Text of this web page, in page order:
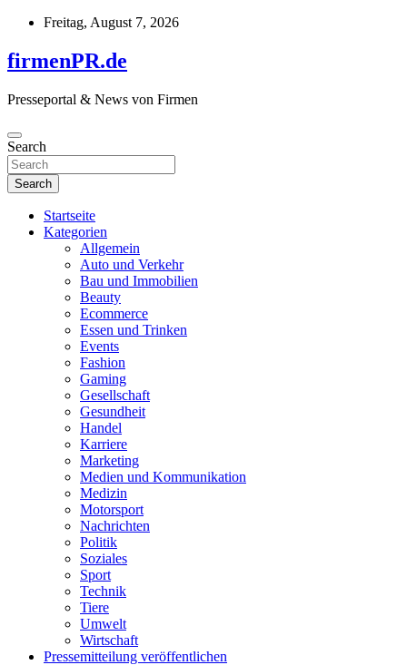
Skip
content
Freitag, August 7, 2026
firmenPR.de
Presseportal & News von Firmen
Search
Search
Startseite
Kategorien
Allgemein
Auto und Verkehr
Bau und Immobilien
Beauty
Ecommerce
Essen und Trinken
Events
Fashion
Gaming
Gesellschaft
Gesundheit
Handel
Karriere
Marketing
Medien und Kommunikation
Medizin
Motorsport
Nachrichten
Politik
Soziales
Sport
Technik
Tiere
Umwelt
Wirtschaft
Pressemitteilung veröffentlichen